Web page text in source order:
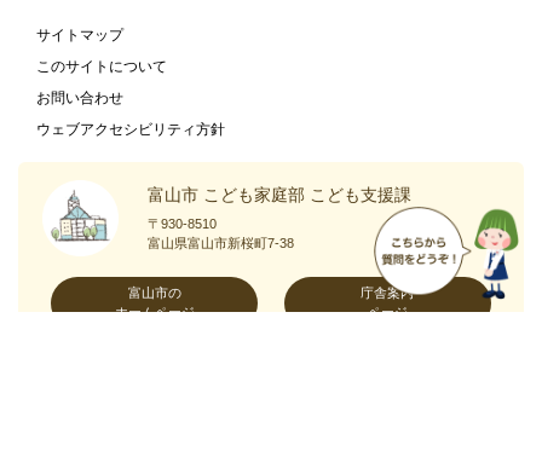
サイトマップ
このサイトについて
お問い合わせ
ウェブアクセシビリティ方針
富山市 こども家庭部 こども支援課
〒930-8510
富山県富山市新桜町7-38
富山市の
ホームページ
庁舎案内
ページ